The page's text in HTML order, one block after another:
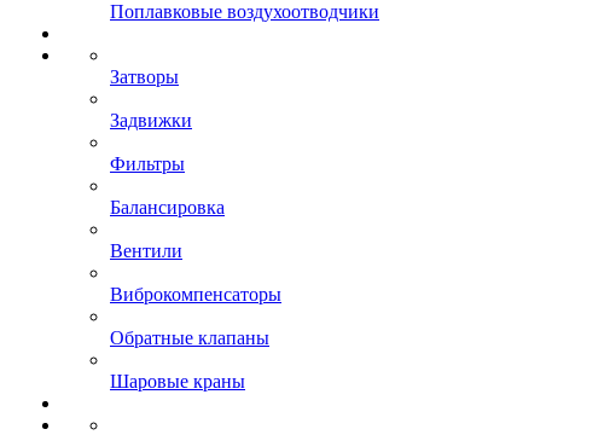
Поплавковые воздухоотводчики
Затворы
Задвижки
Фильтры
Балансировка
Вентили
Виброкомпенсаторы
Обратные клапаны
Шаровые краны